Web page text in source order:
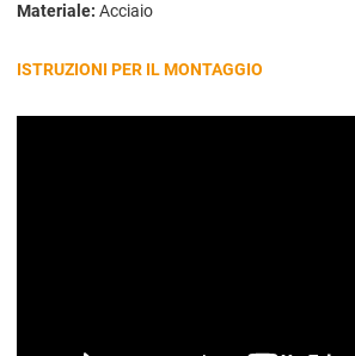
Materiale: Acciaio
ISTRUZIONI PER IL MONTAGGIO